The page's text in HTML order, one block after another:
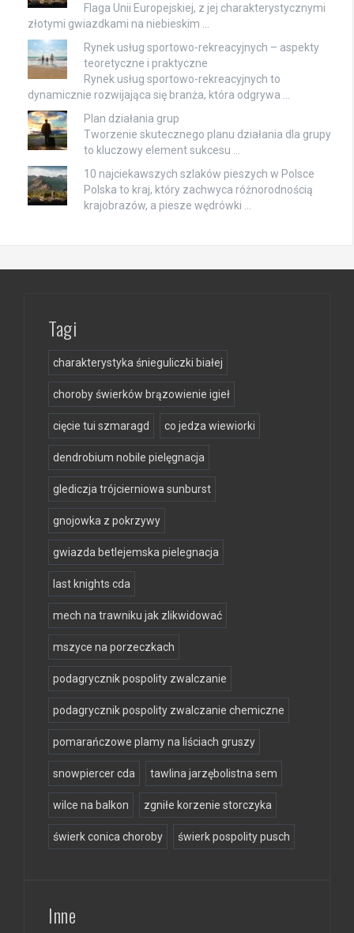
Flaga Unii Europejskiej, z jej charakterystycznymi
złotymi gwiazdkami na niebieskim …
Rynek usług sportowo-rekreacyjnych – aspekty
teoretyczne i praktyczne
Rynek usług sportowo-rekreacyjnych to
dynamicznie rozwijająca się branża, która odgrywa …
Plan działania grup
Tworzenie skutecznego planu działania dla grupy
to kluczowy element sukcesu …
10 najciekawszych szlaków pieszych w Polsce
Polska to kraj, który zachwyca różnorodnością
krajobrazów, a piesze wędrówki …
Tagi
charakterystyka śnieguliczki białej
choroby świerków brązowienie igieł
cięcie tui szmaragd co jedza wiewiorki
dendrobium nobile pielęgnacja
glediczja trójcierniowa sunburst
gnojowka z pokrzywy
gwiazda betlejemska pielegnacja
last knights cda
mech na trawniku jak zlikwidować
mszyce na porzeczkach
podagrycznik pospolity zwalczanie
podagrycznik pospolity zwalczanie chemiczne
pomarańczowe plamy na liściach gruszy
snowpiercer cda tawlina jarzębolistna sem
wilce na balkon zgniłe korzenie storczyka
świerk conica choroby świerk pospolity pusch
Inne